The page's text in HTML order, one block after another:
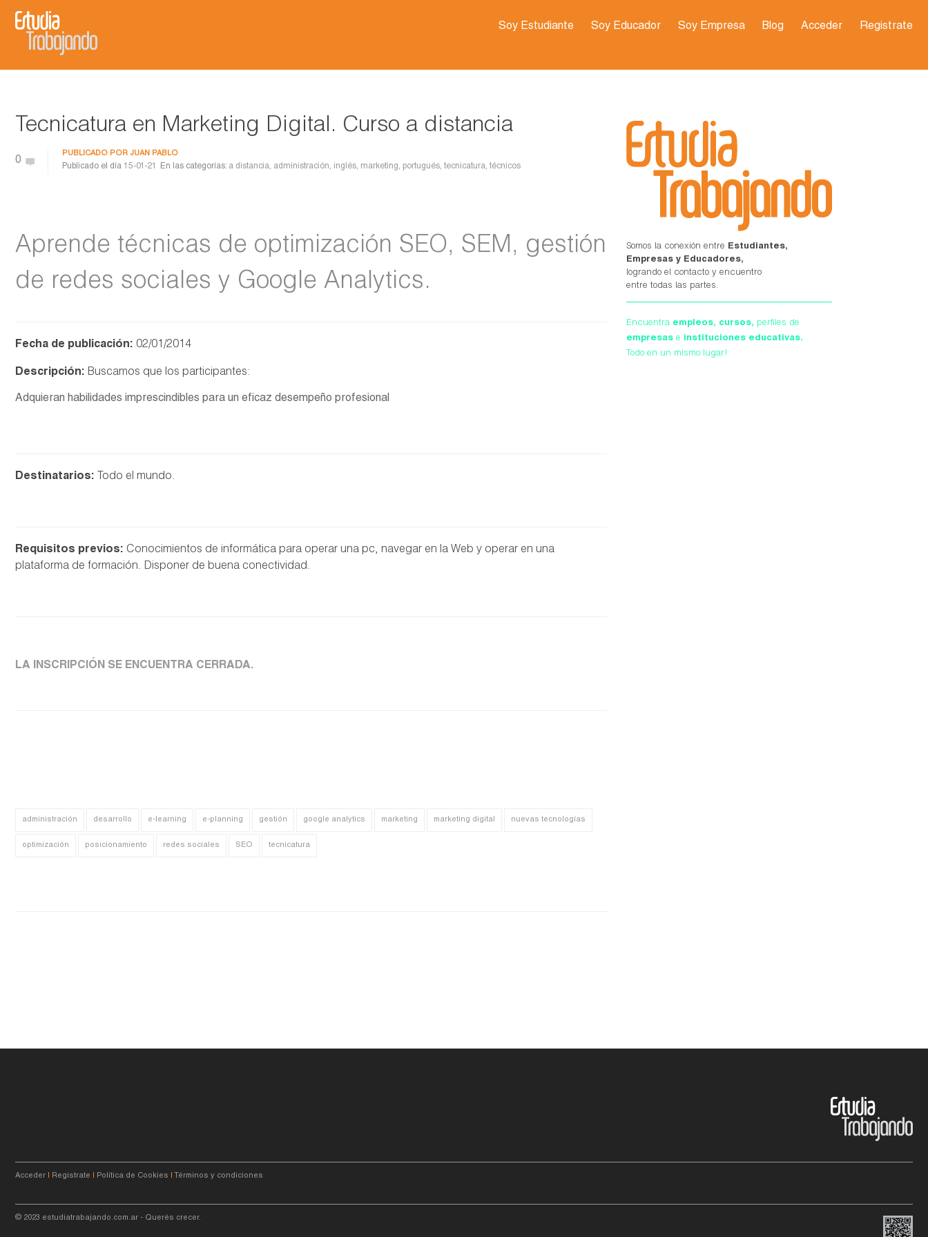
Soy Estudiante Soy Educador Soy Empresa Blog Acceder Registrate
Tecnicatura en Marketing Digital. Curso a distancia
0
PUBLICADO POR JUAN PABLO
Publicado el día 15-01-21 En las categorías: a distancia, administración, inglés, marketing, portugués, tecnicatura, técnicos
Aprende técnicas de optimización SEO, SEM, gestión
de redes sociales y Google Analytics.
Fecha de publicación: 02/01/2014
Descripción: Buscamos que los participantes:
Adquieran habilidades imprescindibles para un eficaz desempeño profesional
Destinatarios: Todo el mundo.
Requisitos previos: Conocimientos de informática para operar una pc, navegar en la Web y operar en una
plataforma de formación. Disponer de buena conectividad.
LA INSCRIPCIÓN SE ENCUENTRA CERRADA.
administración desarrollo e-learning e-planning gestión google analytics marketing marketing digital nuevas tecnologías
optimización posicionamiento redes sociales SEO tecnicatura
Somos la conexión entre Estudiantes,
Empresas y Educadores,
logrando el contacto y encuentro
entre todas las partes.
Encuentra empleos, cursos, perfiles de
empresas e instituciones educativas.
Todo en un mismo lugar!
Acceder Registrate Política de Cookies Términos y condiciones
© 2023 estudiatrabajando.com.ar - Querés crecer.